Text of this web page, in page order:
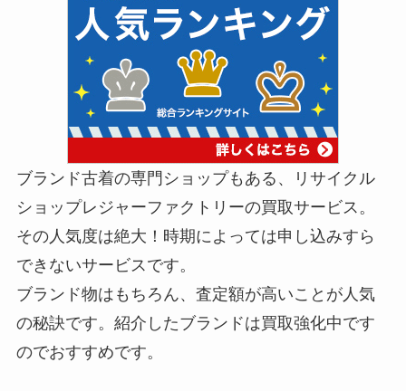
ブランド古着の専門ショップもある、リサイクル
ショップレジャーファクトリーの買取サービス。
その人気度は絶大！時期によっては申し込みすら
できないサービスです。
ブランド物はもちろん、査定額が高いことが人気
の秘訣です。紹介したブランドは買取強化中です
のでおすすめです。